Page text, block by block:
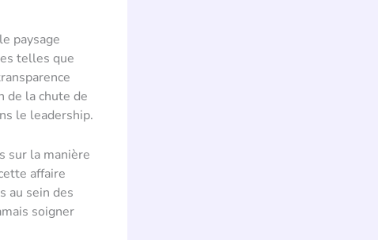
paysage
telles que
de la chute de
le leadership.
sur la manière
affaire
au sein des
soigner